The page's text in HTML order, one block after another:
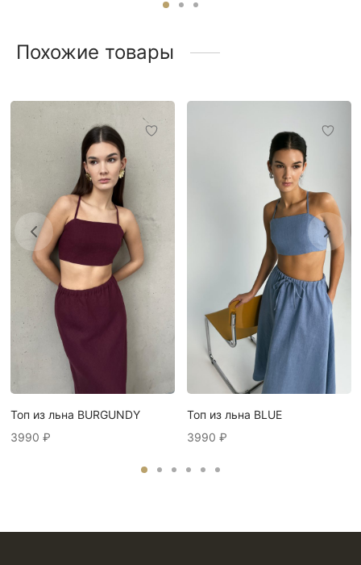
Похожие товары
Топ из льна BURGUNDY
3990 ₽
Топ из льна BLUE
3990 ₽